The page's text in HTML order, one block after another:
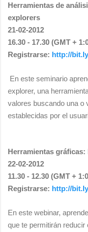
Herramientas de
explorers
21-02-2012
16.30 - 17.30 (GMT +
Registrarse: http://
En este seminario
explorer, una
valores buscando una
establecidas por el
Herramientas
22-02-2012
11.30 - 12.30 (GMT +
Registrarse: http://
En este webinar,
que te permitirán reducir